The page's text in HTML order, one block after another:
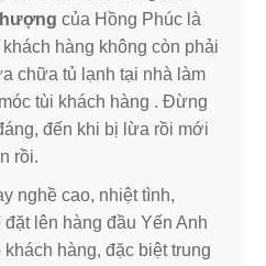
của Hồng Phúc là
hàng không còn phải
chữa tủ lạnh tại nhà làm
tùi khách hàng . Đừng
đến khi bị lừa rồi mới
rồi.
nghề cao, nhiệt tình,
lên hàng đầu Yến Anh
hàng, đặc biệt trung